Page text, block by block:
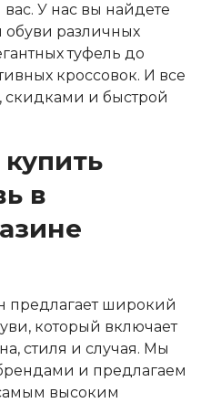
У нас вы найдете
различных
туфель до
кроссовок. И все
скидками и быстрой
в
предлагает широкий
который включает
стиля и случая. Мы
и предлагаем
высоким